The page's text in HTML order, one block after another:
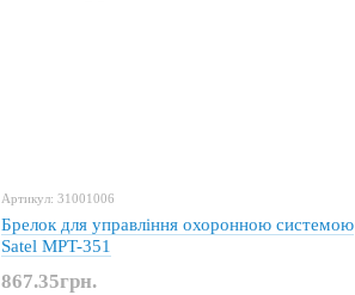
Артикул: 31001006
Брелок для управління охоронною системою
Satel MPT-351
867.35грн.